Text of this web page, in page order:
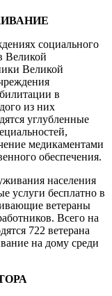
социального
Великой
Великой
в
из них
углубленные
медикаментами
обеспечения.
на­селения
услуги бесплатно в
ветераны
Всего на
722 ветерана
на дому среди